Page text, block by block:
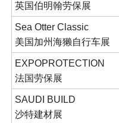
英国伯明翰劳保展
Sea Otter Classic
美国加州海獭自行车展
EXPOPROTECTION
法国劳保展
SAUDI BUILD
沙特建材展